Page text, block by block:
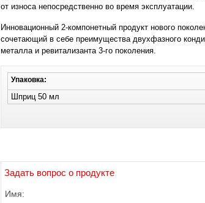
от износа непосредственно во время эксплуатации.
Инновационный 2-компонетный продукт нового
сочетающий в себе преимущества двухфазного
металла и ревитализанта 3-го поколения.
Упаковка:
Шприц 50 мл
Задать вопрос о продукте
Имя: